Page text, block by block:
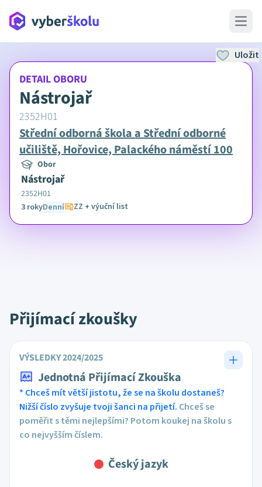
Open
DETAIL OBORU
Nástrojař
2352H01
Střední odborná škola a Střední odborné
učiliště, Hořovice, Palackého náměstí 100
Obor
Nástrojař
2352H01
3 rokyDenní ZZ + výuční list
Uložit
Přijímací zkoušky
VÝSLEDKY 2024/2025
Jednotná Přijímací Zkouška
* Chceš mít větší jistotu, že se na školu dostaneš?
Nižší číslo zvyšuje tvoji šanci na přijetí. Chceš se
poměřit s těmi nejlepšími? Potom koukej na školu s
co nejvyšším číslem.
Český jazyk